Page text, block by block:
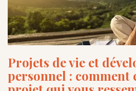
Projets de vie et
personnel :